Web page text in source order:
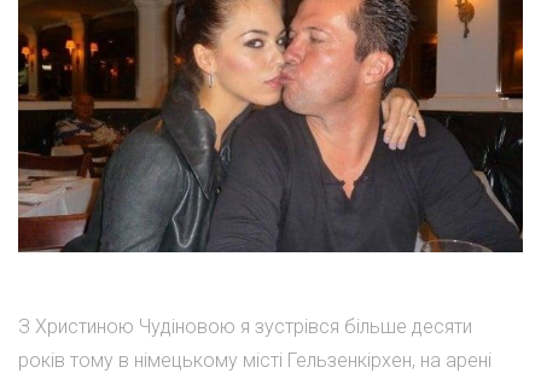
З Христиною Чудіновою я зустрівся більше десяти
років тому в німецькому місті Гельзенкірхен, на арені